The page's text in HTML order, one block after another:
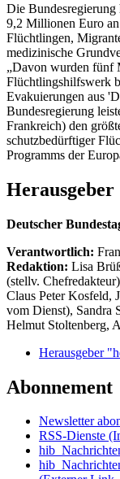
Die Bundesregierung
9,2 Millionen Euro
Flüchtlingen,
medizinische
„Davon wurden fünf
Flüchtlingshilfswerk
Evakuierungen aus
Bundesregierung
Frankreich) den
schutzbedürftiger
Programms der
Herausgeber
Deutscher
Verantwortlich:
Redaktion: Lisa
(stellv.
Claus Peter Kosfeld,
vom Dienst), Sandra
Helmut Stoltenberg,
Herausgeber
Abonnement
Newsletter
RSS-Dienste